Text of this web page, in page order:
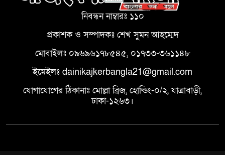
নিবন্ধন নাম্বারঃ ১১০
প্রকাশক ও সম্পাদকঃ শেখ সুমন আহম্মেদ
মোবাইলঃ ০৯৬৯৬১৭৮৫৪৫, ০১৭৩৩-৩৬১১৪৮
ইমেইলঃ dainikajkerbangla21@gmail.com
যোগাযোগের ঠিকানাঃ মোল্লা ব্রিজ, হোল্ডিং-০/২, যাত্রাবাড়ী,
ঢাকা-১২৬৩।